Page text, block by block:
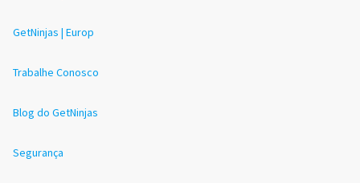
GetNinjas | Europ
Trabalhe Conosco
Blog do GetNinjas
Segurança